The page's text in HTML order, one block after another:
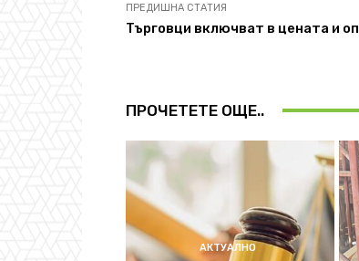
ПРЕДИШНА СТАТИЯ
Търговци включват в цената и
ПРОЧЕТЕТЕ ОЩЕ..
АКТУАЛНО